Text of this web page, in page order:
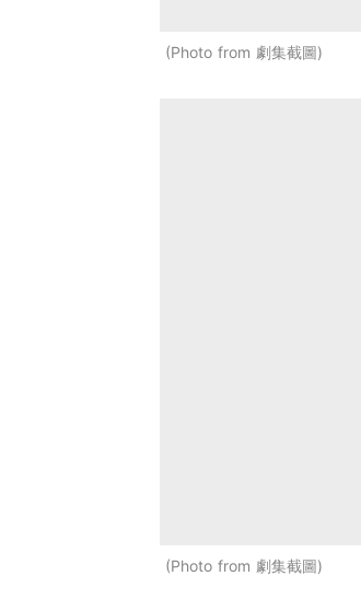
Photo from 劇集截圖
Photo from 劇集截圖